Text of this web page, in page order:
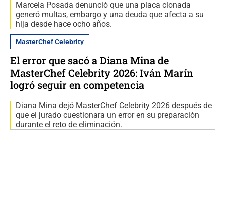
Marcela Posada denunció que una placa clonada
generó multas, embargo y una deuda que afecta a su
hija desde hace ocho años.
MasterChef Celebrity
El error que sacó a Diana Mina de
MasterChef Celebrity 2026: Iván Marín
logró seguir en competencia
Diana Mina dejó MasterChef Celebrity 2026 después de
que el jurado cuestionara un error en su preparación
durante el reto de eliminación.